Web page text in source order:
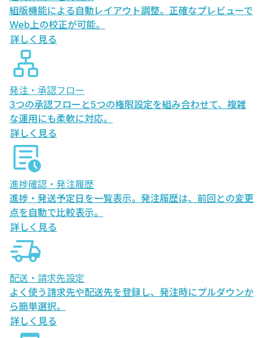
組版機能による自動レイアウト調整。正確なプレビューで
Web上の校正が可能。
詳しく見る
発注・承認フロー
3つの承認フローと5つの権限設定を組み合わせて、複雑
な運用にも柔軟に対応。
詳しく見る
進捗確認・発注履歴
進捗・発送予定日を一覧表示。発注履歴は、前回との変更
点を自動で比較表示。
詳しく見る
配送・請求先設定
よく使う請求先や配送先を登録し、発注時にプルダウンか
ら簡単選択。
詳しく見る